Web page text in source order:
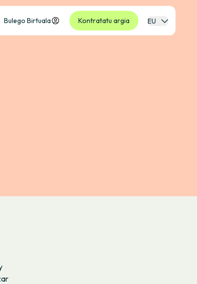
Bulego Birtuala Kontratatu argia EU